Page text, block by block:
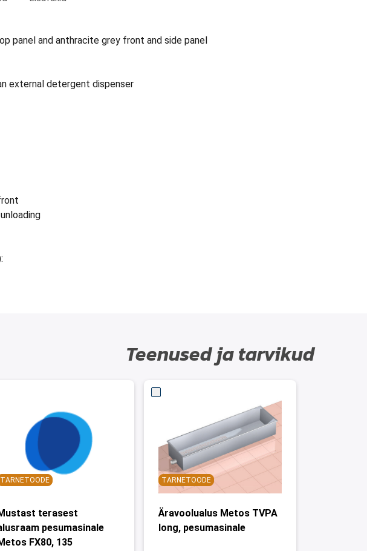
panel and anthracite grey front and side panel
external detergent dispenser
Teenused ja tarvikud
TARNETOODE
terasest
pesumasinale
FX80, 135
TARNETOODE
Äravoolualus Metos TVPA
long, pesumasinale